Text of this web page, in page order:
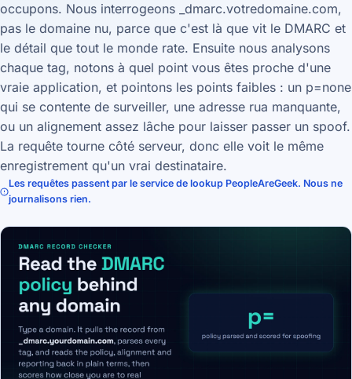
occupons. Nous interrogeons _dmarc.votredomaine.com,
pas le domaine nu, parce que c'est là que vit le DMARC et
le détail que tout le monde rate. Ensuite nous analysons
chaque tag, notons à quel point vous êtes proche d'une
vraie application, et pointons les points faibles : un p=none
qui se contente de surveiller, une adresse rua manquante,
ou un alignement assez lâche pour laisser passer un spoof.
La requête tourne côté serveur, donc elle voit le même
enregistrement qu'un vrai destinataire.
Les requêtes passent par le service de lookup PeopleAreGeek. Nous ne
journalisons rien.